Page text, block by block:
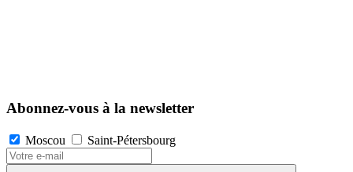
Abonnez-vous à la newsletter
Moscou Saint-Pétersbourg